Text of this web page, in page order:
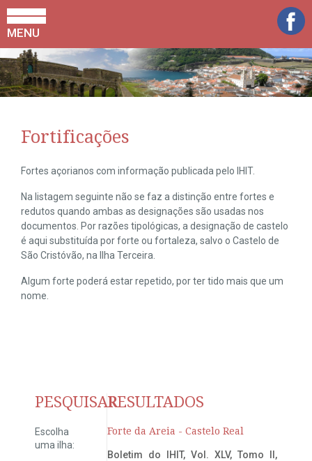
MENU
Fortificações
Fortes açorianos com informação publicada pelo IHIT.
Na listagem seguinte não se faz a distinção entre fortes e
redutos quando ambas as designações são usadas nos
documentos. Por razões tipológicas, a designação de castelo
é aqui substituída por forte ou fortaleza, salvo o Castelo de
São Cristóvão, na Ilha Terceira.
Algum forte poderá estar repetido, por ter tido mais que um
nome.
PESQUISAR
Escolha
uma ilha:
RESULTADOS
Forte da Areia - Castelo Real
Boletim do IHIT, Vol. XLV, Tomo II,